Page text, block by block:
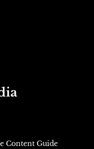
Content Guide